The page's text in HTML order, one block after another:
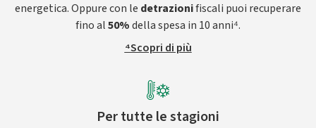
energetica. Oppure con le detrazionifiscali puoi recuperare
fino al50%della spesa in 10 anni⁴.
⁴Scopri di più
Per tutte le stagioni